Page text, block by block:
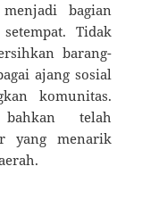
bagian
Tidak
barang-
ajang sosial
komunitas.
telah
yang menarik